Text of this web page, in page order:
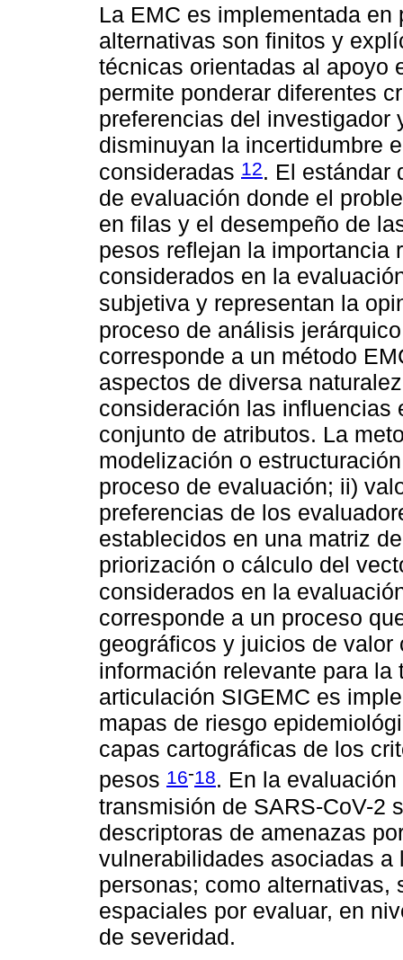
La EMC es implementada
alternativas son finitos y
técnicas orientadas al apoyo
permite ponderar diferentes
preferencias del investigador
disminuyan la incertidumbre
consideradas 12. El estándar
de evaluación donde el
en filas y el desempeño de
pesos reflejan la importancia
considerados en la
subjetiva y representan la
proceso de análisis
corresponde a un método
aspectos de diversa
consideración las influencias
conjunto de atributos. La
modelización o
proceso de evaluación; ii)
preferencias de los
establecidos en una matriz
priorización o cálculo del
considerados en la
corresponde a un proceso
geográficos y juicios de
información relevante para
articulación SIGEMC es
mapas de riesgo
capas cartográficas de los
pesos 16-18. En la
transmisión de SARS-CoV-2
descriptoras de amenazas
vulnerabilidades asociadas
personas; como alternativas,
espaciales por evaluar, en
de severidad.